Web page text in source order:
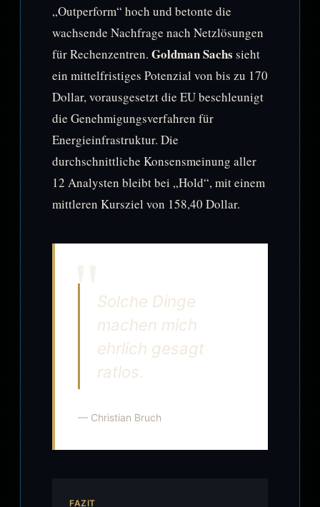
„Outperform“ hoch und betonte die
wachsende Nachfrage nach Netzlösungen
für Rechenzentren. Goldman Sachs sieht
ein mittelfristiges Potenzial von bis zu 170
Dollar, vorausgesetzt die EU beschleunigt
die Genehmigungsverfahren für
Energieinfrastruktur. Die
durchschnittliche Konsensmeinung aller
12 Analysten bleibt bei „Hold“, mit einem
mittleren Kursziel von 158,40 Dollar.
Solche Dinge
machen mich
ehrlich gesagt
ratlos.
— Christian Bruch
FAZIT